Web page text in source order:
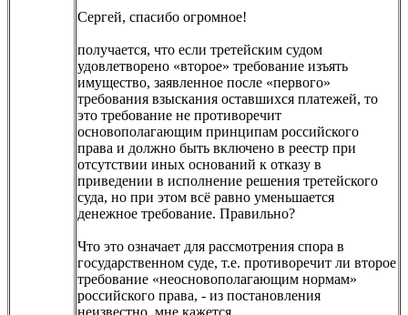
Сергей, спасибо огромное!
получается, что если третейским судом
удовлетворено «второе» требование изъять
имущество, заявленное после «первого»
требования взыскания оставшихся платежей, то
это требование не противоречит
основополагающим принципам российского
права и должно быть включено в реестр при
отсутствии иных оснований к отказу в
приведении в исполнение решения третейского
суда, но при этом всё равно уменьшается
денежное требование. Правильно?
Что это означает для рассмотрения спора в
государственном суде, т.е. противоречит ли второе
требование «неосновополагающим нормам»
российского права, - из постановления